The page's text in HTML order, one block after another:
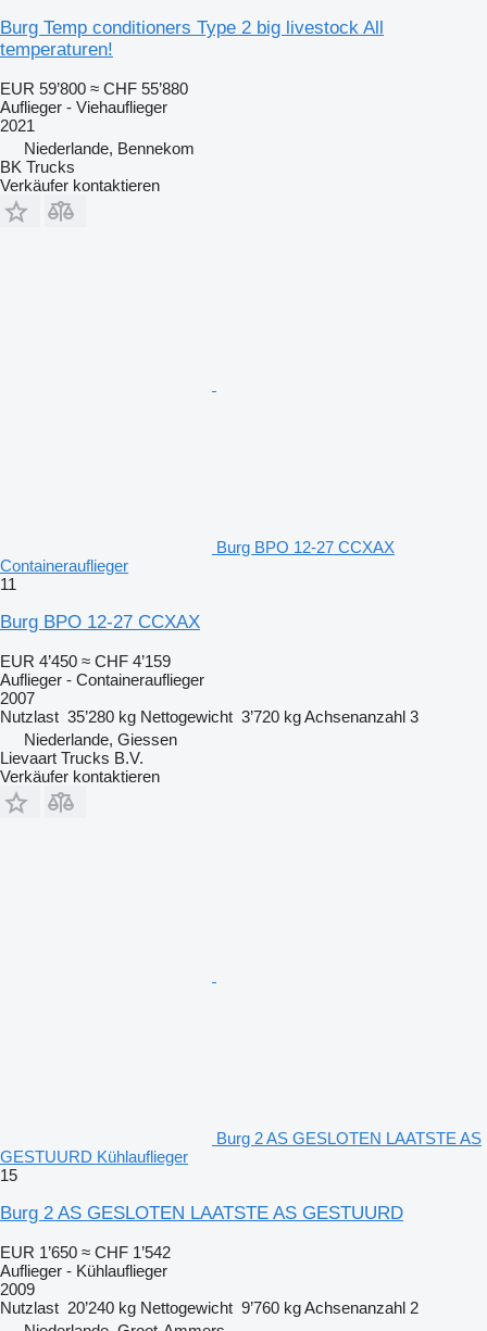
Burg Temp conditioners Type 2 big livestock All
temperaturen!
EUR 59’800 ≈ CHF 55’880
Auflieger - Viehauflieger
2021
Niederlande, Bennekom
BK Trucks
Verkäufer kontaktieren
Burg BPO 12-27 CCXAX
Containerauflieger
11
Burg BPO 12-27 CCXAX
EUR 4’450 ≈ CHF 4’159
Auflieger - Containerauflieger
2007
Nutzlast 35’280 kg Nettogewicht 3’720 kgAchsenanzahl 3
Niederlande, Giessen
Lievaart Trucks B.V.
Verkäufer kontaktieren
Burg 2 AS GESLOTEN LAATSTE AS
GESTUURD Kühlauflieger
15
Burg 2 AS GESLOTEN LAATSTE AS GESTUURD
EUR 1’650 ≈ CHF 1’542
Auflieger - Kühlauflieger
2009
Nutzlast 20’240 kg Nettogewicht 9’760 kgAchsenanzahl 2